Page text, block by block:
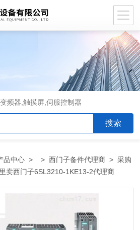
频器,触摸屏,伺服控制器
品中心 > >西门子备件代理商 > 采购
卖西门子6SL3210-1KE13-2代理商